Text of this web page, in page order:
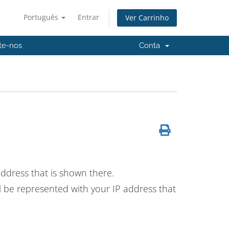
Português Entrar Ver Carrinho
nos Conta
that is shown there.
represented with your IP address that